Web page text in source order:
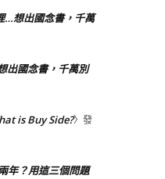
…想出國念書，千萬
出國念書，千萬別
is Buy Side?〉發
年？用這三個問題